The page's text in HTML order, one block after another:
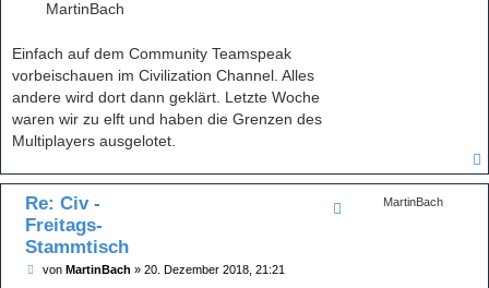
MartinBach
Einfach auf dem Community Teamspeak
vorbeischauen im Civilization Channel. Alles
andere wird dort dann geklärt. Letzte Woche
waren wir zu elft und haben die Grenzen des
Multiplayers ausgelotet.
MartinBach
Re: Civ -
Freitags-
Stammtisch
Bvon MartinBach » 20. Dezember 2018, 21:21